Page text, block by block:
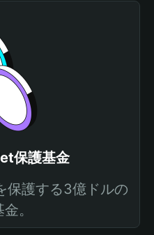
保護基金
保護する3億ドルの
。